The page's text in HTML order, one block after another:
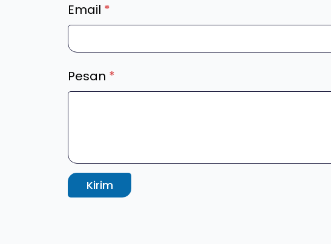
Email *
Pesan *
Kirim